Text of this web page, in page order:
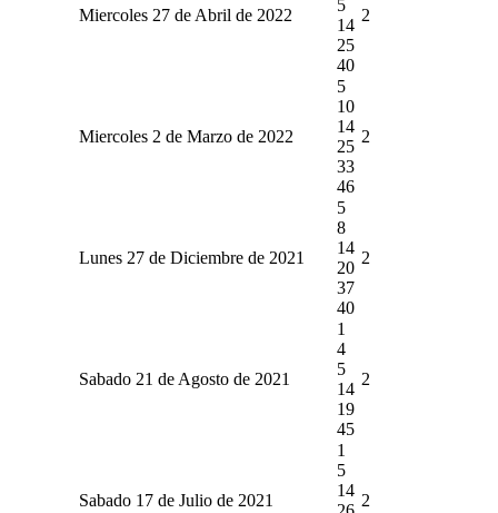
Miercoles 27 de Abril de 2022
5
14
25
40
2
Miercoles 2 de Marzo de 2022
5
10
14
25
33
46
2
Lunes 27 de Diciembre de 2021
5
8
14
20
37
40
2
Sabado 21 de Agosto de 2021
1
4
5
14
19
45
2
Sabado 17 de Julio de 2021
1
5
14
2